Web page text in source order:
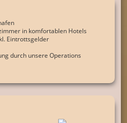
in komfortablen Hotels
Eintrottsgelder
durch unsere Operations